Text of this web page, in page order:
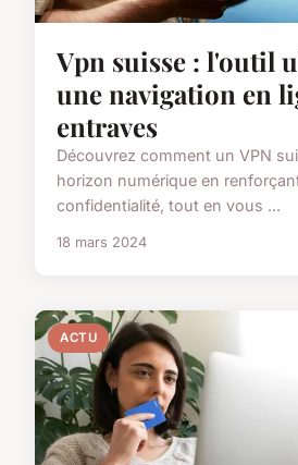
Vpn suisse : l'outil
une navigation en
entraves
Découvrez comment un VPN
horizon numérique en
confidentialité, tout en vous ...
18 mars 2024
ACTU